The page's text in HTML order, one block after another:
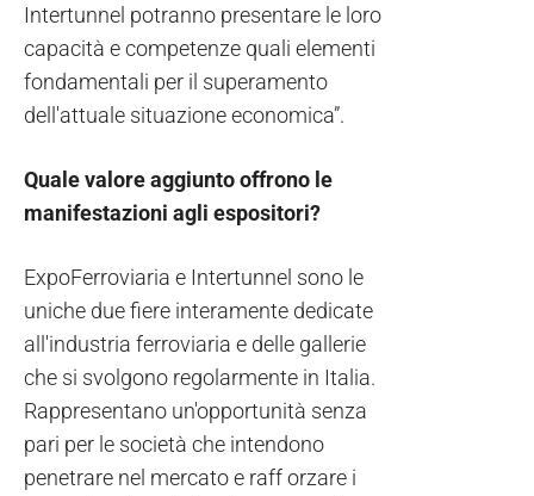
Intertunnel potranno presentare le loro
capacità e competenze quali elementi
fondamentali per il superamento
dell'attuale situazione economica”.
Quale valore aggiunto offrono le
manifestazioni agli espositori?
ExpoFerroviaria e Intertunnel sono le
uniche due fiere interamente dedicate
all'industria ferroviaria e delle gallerie
che si svolgono regolarmente in Italia.
Rappresentano un'opportunità senza
pari per le società che intendono
penetrare nel mercato e raff orzare i